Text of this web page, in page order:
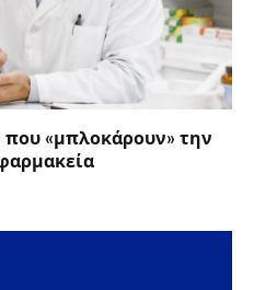
«μπλοκάρουν» την